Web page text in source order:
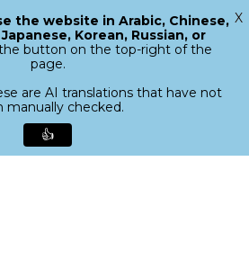
search
Menu
Close
the website in Arabic, Chinese,
Korean, Russian, or
button on the top-right of the
page.
are AI translations that have not
manually checked.
👍
X